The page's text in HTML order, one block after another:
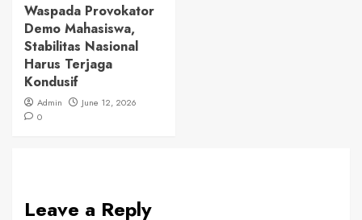
Waspada Provokator
Demo Mahasiswa,
Stabilitas Nasional
Harus Terjaga
Kondusif
Admin
June 12, 2026
0
Leave a Reply